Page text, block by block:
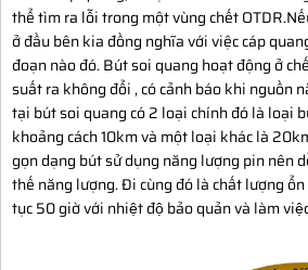
thể tìm ra lỗi trong một vùng chết
ở đầu bên kia đồng nghĩa với việc cáp
đoạn nào đó. Bút soi quang hoạt động ở
suất ra không đổi , có cảnh báo khi nguồn
tại bút soi quang có 2 loại chính đó là loại
khoảng cách 10km và một loại khác là
gọn dạng bút sử dụng năng lượng pin nên
thế năng lượng. Đi cùng đó là chất lượng
tục 50 giờ với nhiệt độ bảo quản và làm